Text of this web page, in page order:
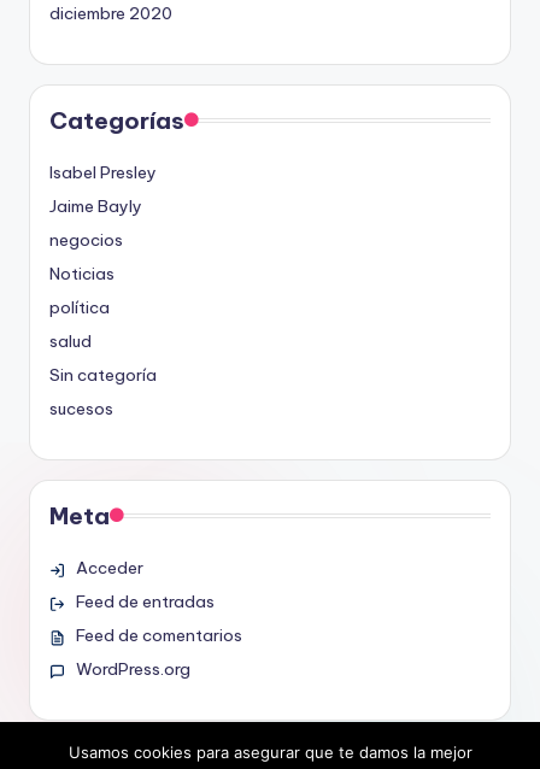
diciembre 2020
Categorías
Isabel Presley
Jaime Bayly
negocios
Noticias
política
salud
Sin categoría
sucesos
Meta
Acceder
Feed de entradas
Feed de comentarios
WordPress.org
Usamos cookies para asegurar que te damos la mejor